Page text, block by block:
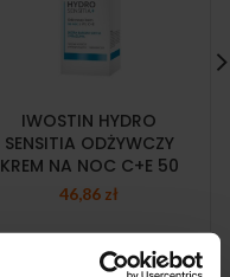
IWOSTIN HYDRO
SENSITIA ODŻYWCZY
KREM NA NOC C+E 50
46,86 zł